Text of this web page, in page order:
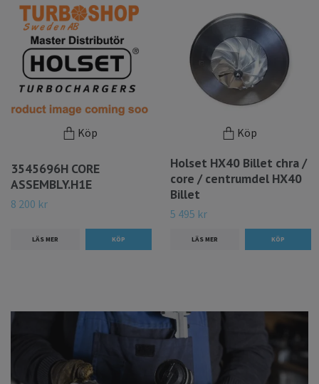
Köp
3545696H CORE
ASSEMBLY.H1E
8 200 kr
LÄS MER
Köp
Holset HX40 Billet chra /
core / centrumdel HX40
Billet
5 495 kr
LÄS MER